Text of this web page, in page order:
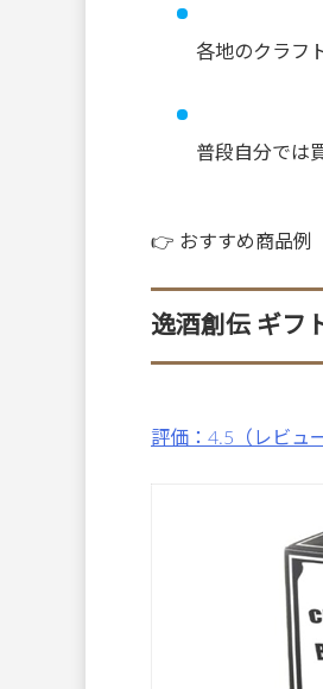
各地のクラフ
普段自分では
👉 おすすめ商品例
逸酒創伝 ギフ
評価：4.5（レビュ